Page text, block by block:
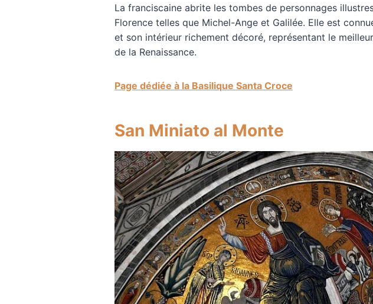
La franciscaine abrite les tombes de personnages
Florence telles que Michel-Ange et Galilée. Elle est
et son intérieur richement décoré, représentant le
de la Renaissance.
Page dédiée à la Basilique Santa Croce
San Miniato al Monte